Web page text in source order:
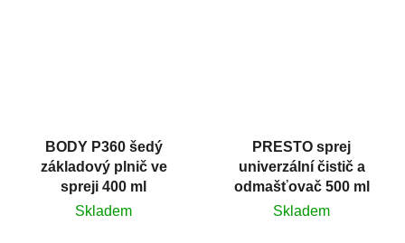
BODY P360 šedý
základový plnič ve
spreji 400 ml
Skladem
PRESTO sprej
univerzální čistič a
odmašťovač 500 ml
Skladem